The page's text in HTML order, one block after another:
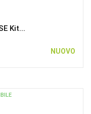
Kit...
NUOVO